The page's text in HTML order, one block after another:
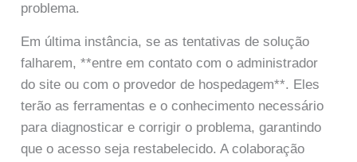
problema.
Em última instância, se as tentativas de solução
falharem, **entre em contato com o administrador
do site ou com o provedor de hospedagem**. Eles
terão as ferramentas e o conhecimento necessário
para diagnosticar e corrigir o problema, garantindo
que o acesso seja restabelecido. A colaboração